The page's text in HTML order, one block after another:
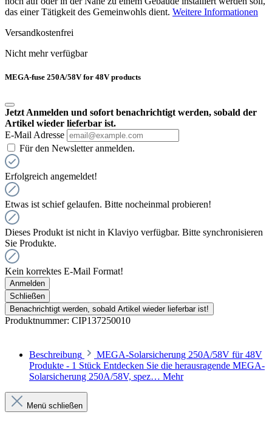
das einer Tätigkeit des Gemeinwohls dient. Weitere Informationen
Versandkostenfrei
Nicht mehr verfügbar
MEGA-fuse 250A/58V for 48V products
Jetzt Anmelden und sofort benachrichtigt werden, sobald der
Artikel wieder lieferbar ist.
E-Mail Adresse
Für den Newsletter anmelden.
Erfolgreich angemeldet!
Etwas ist schief gelaufen. Bitte nocheinmal probieren!
Dieses Produkt ist nicht in Klaviyo verfügbar. Bitte synchronisieren
Sie Produkte.
Kein korrektes E-Mail Format!
Anmelden
Schließen
Benachrichtigt werden, sobald Artikel wieder lieferbar ist!
Produktnummer: CIP137250010
Beschreibung
MEGA-Solarsicherung 250A/58V für 48V
Produkte - 1 Stück Entdecken Sie die herausragende MEGA-
Solarsicherung 250A/58V, spez… Mehr
Menü schließen